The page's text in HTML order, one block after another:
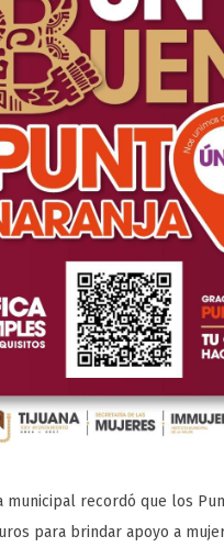
municipal recordó que los
para brindar apoyo a